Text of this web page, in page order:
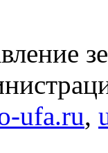
ufa.ru,